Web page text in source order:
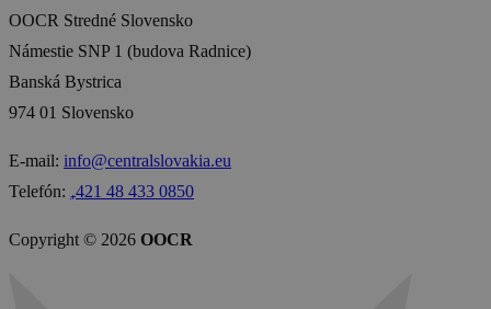
OOCR Stredné Slovensko
Námestie SNP 1 (budova Radnice)
Banská Bystrica
974 01 Slovensko
E-mail: info@centralslovakia.eu
Telefón: ₊421 48 433 0850
Copyright © 2026 OOCR